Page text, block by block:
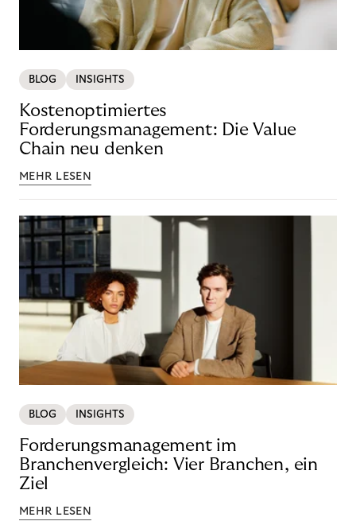
BLOG INSIGHTS
Kostenoptimiertes
Forderungsmanagement: Die Value
Chain neu denken
MEHR LESEN
BLOG INSIGHTS
Forderungsmanagement im
Branchenvergleich: Vier Branchen, ein
Ziel
MEHR LESEN